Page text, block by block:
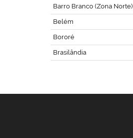
Barro Branco (Zona Norte)
Belém
Bororé
Brasilândia